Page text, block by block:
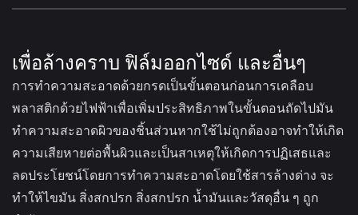
เพื่อล้างคราบ ฟิล์มออกไซด์ และอื่นๆ
การทำความสะอาดด้วยกรดเป็นขั้นตอนก่อนการเคลือบ
พลาสติกด้วยไฟฟ้าเพื่อเพิ่มประสิทธิภาพในขั้นตอนถัดไปมัน
ทำความสะอาดผิวของชิ้นส่วนหากใช้ไม่ถูกต้องอาจทำให้เกิด
ความเสียหายต่อพื้นผิวและเป็นสาเหตุให้เกิดการปฏิเสธและ
ลดประโยชน์โดยการทำความสะอาดโดยใช้สารล้างด่าง จะ
ทำให้ไขมัน สิ่งสกปรก สิ่งสกปรก น้ำมันและวัสดุอื่น ๆ ถูก